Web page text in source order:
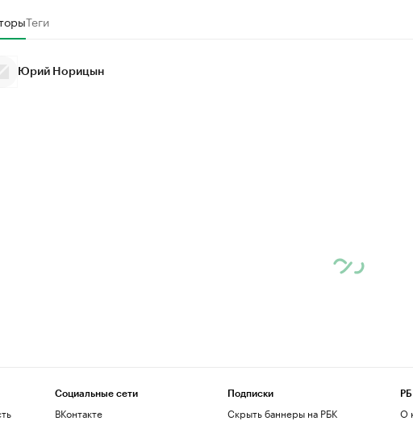
Теги
Юрий Норицын
Социальные сети
ВКонтакте
Подписки
Скрыть баннеры на РБК
О